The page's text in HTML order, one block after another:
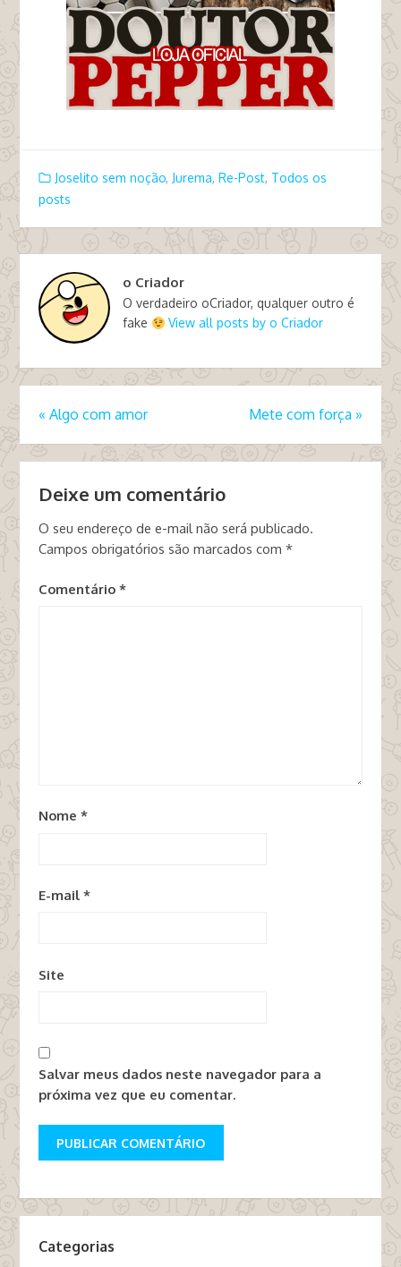
Joselito sem noção, Jurema, Re-Post, Todos os
posts
o Criador
O verdadeiro oCriador, qualquer outro é
fake
View all posts by o Criador
« Algo com amor Mete com força »
Deixe um comentário
O seu endereço de e-mail não será publicado.
Campos obrigatórios são marcados com *
Comentário *
Nome *
E-mail *
Site
Salvar meus dados neste navegador para a
próxima vez que eu comentar.
Categorias